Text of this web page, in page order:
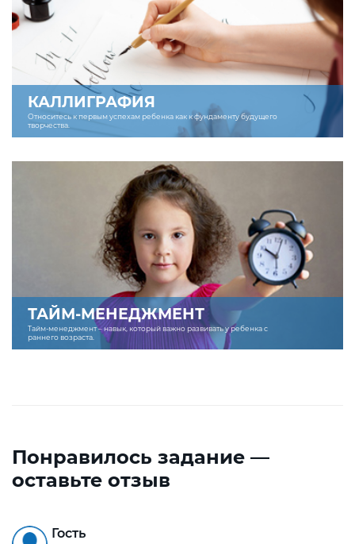
КАЛЛИГРАФИЯ
Относитесь к первым успехам ребенка как к фундаменту будущего
творчества.
ТАЙМ-МЕНЕДЖМЕНТ
Тайм-менеджмент – навык, который важно развивать у ребенка с
раннего возраста.
Понравилось задание —
оставьте отзыв
Гость